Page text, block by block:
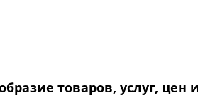
товаров, услуг,